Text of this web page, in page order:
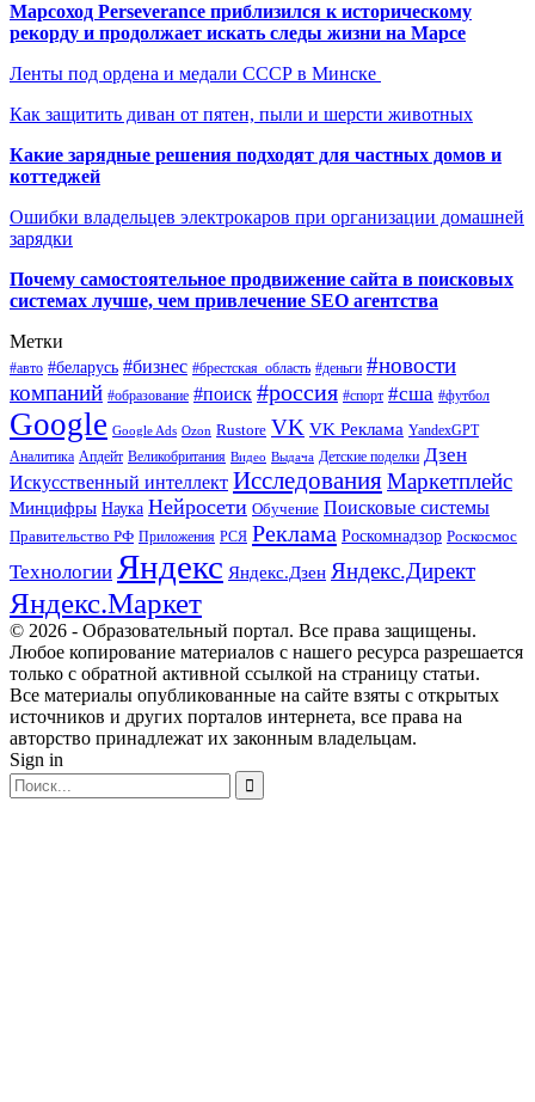
Марсоход Perseverance приблизился к историческому
рекорду и продолжает искать следы жизни на Марсе
Ленты под ордена и медали СССР в Минске
Как защитить диван от пятен, пыли и шерсти животных
Какие зарядные решения подходят для частных домов и
коттеджей
Ошибки владельцев электрокаров при организации домашней
зарядки
Почему самостоятельное продвижение сайта в поисковых
системах лучше, чем привлечение SEO агентства
Метки
#авто #беларусь #бизнес #брестская_область #деньги #новости
компаний #образование #поиск #россия #спорт #сша #футбол
Google Google Ads Ozon Rustore VK VK Реклама YandexGPT
Аналитика Апдейт Великобритания Видео Выдача Детские поделки Дзен
Искусственный интеллект ИсследованияМаркетплейс
Минцифры Наука Нейросети Обучение Поисковые системы
Правительство РФ Приложения РСЯ Реклама Роскомнадзор Роскосмос
Технологии Яндекс Яндекс.Дзен Яндекс.Директ
Яндекс.Маркет
© 2026 - Образовательный портал. Все права защищены.
Любое копирование материалов с нашего ресурса разрешается
только с обратной активной ссылкой на страницу статьи.
Все материалы опубликованные на сайте взяты с открытых
источников и других порталов интернета, все права на
авторство принадлежат их законным владельцам.
Sign in